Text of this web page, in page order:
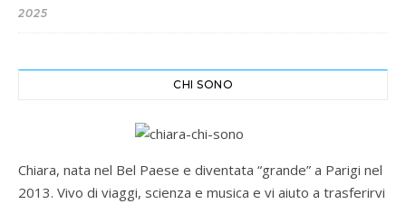
2025
CHI SONO
Chiara, nata nel Bel Paese e diventata “grande” a Parigi nel
2013. Vivo di viaggi, scienza e musica e vi aiuto a trasferirvi